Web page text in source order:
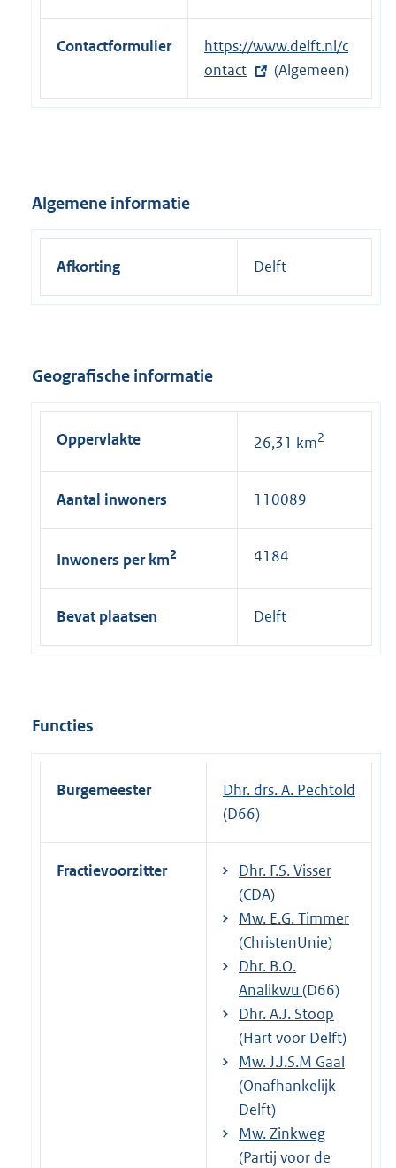
l
i
n
Contactformulier
E
x
t
i
:
https://www.delft.nl/c
ontact
(Algemeen)
Algemene informatie
Afkorting Delft
Geografische informatie
Oppervlakte 26,31 km2
Aantal inwoners 110089
Inwoners per km2 4184
Bevat plaatsen Delft
Functies
Burgemeester
Dhr. drs. A. Pechtold
(D66)
Fractievoorzitter
Dhr. F.S. Visser
(CDA)
Mw. E.G. Timmer
(ChristenUnie)
Dhr. B.O.
Analikwu (D66)
Dhr. A.J. Stoop
(Hart voor Delft)
Mw. J.J.S.M Gaal
(Onafhankelijk
Delft)
Mw. Zinkweg
(Partij voor de